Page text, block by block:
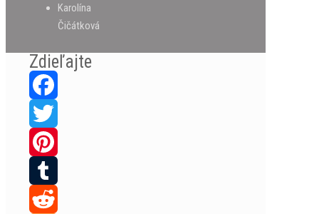
Karolína
Čičátková
Zdieľajte
Facebook
Twitter
Pinterest
Tumblr